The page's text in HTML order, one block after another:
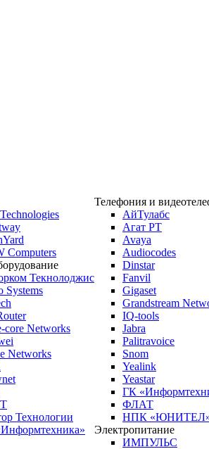
Computers
Текнолоджис
Systems
core Networks
Networks
Технологии
Телефония и
АйТулабс
Агат РТ
Avaya
Audiocodes
Dinstar
Fanvil
Gigaset
Grandstream
IQ-tools
Jabra
Palitravoice
Snom
Yealink
Yeastar
ГК
ФЛАТ
НПК
Электропитание
ИМПУЛЬС